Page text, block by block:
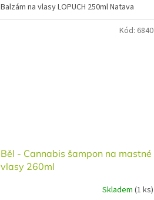
Balzám na vlasy LOPUCH 250ml Natava
Běl - Cannabis šampon na mastné
vlasy 260ml
Skladem (1 ks)
Kód: 6840